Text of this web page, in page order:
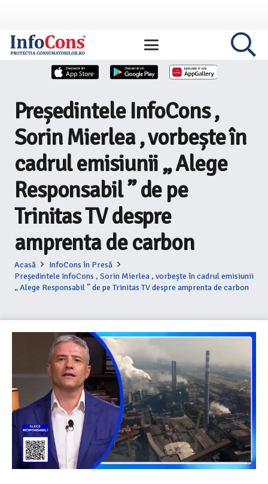
Președintele InfoCons ,
Sorin Mierlea , vorbește în
cadrul emisiunii „ Alege
Responsabil ” de pe
Trinitas TV despre
amprenta de carbon
Acasă
InfoCons în Presă
Președintele InfoCons , Sorin Mierlea , vorbește în cadrul emisiunii
„ Alege Responsabil ” de pe Trinitas TV despre amprenta de carbon